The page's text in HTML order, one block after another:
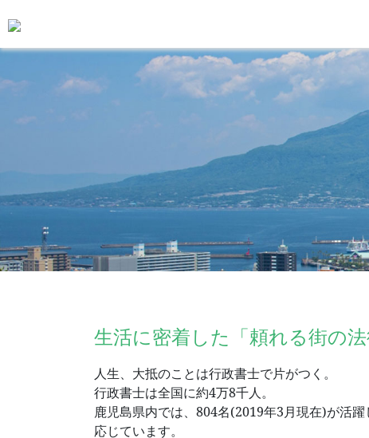
生活に密着した「頼れる街の法
人生、大抵のことは行政書士で片がつく。
行政書士は全国に約4万8千人。
鹿児島県内では、804名(2019年3月現在)が活
応じています。